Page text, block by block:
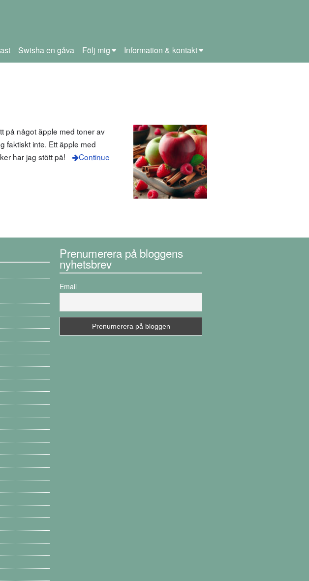
Swisha en gåva Följ mig Information & kontakt
på något äpple med toner av
faktiskt inte. Ett äpple med
har jag stött på!
Continue
Prenumerera på bloggens
nyhetsbrev
Email